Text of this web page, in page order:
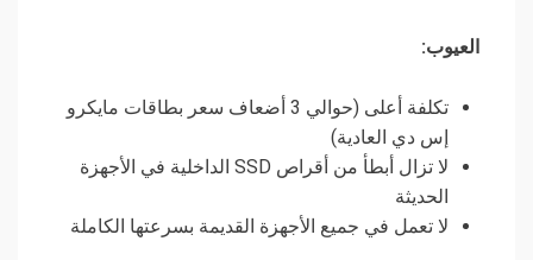
العيوب:
تكلفة أعلى (حوالي 3 أضعاف سعر بطاقات مايكرو
إس دي العادية)
لا تزال أبطأ من أقراص SSD الداخلية في الأجهزة
الحديثة
لا تعمل في جميع الأجهزة القديمة بسرعتها الكاملة